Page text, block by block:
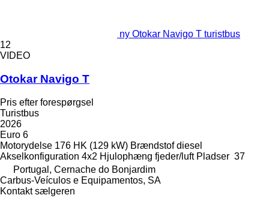
ny Otokar Navigo T turistbus
12
VIDEO
Otokar Navigo T
Pris efter forespørgsel
Turistbus
2026
Euro 6
Motorydelse 176 HK (129 kW) Brændstof diesel
Akselkonfiguration 4x2 Hjulophæng fjeder/luft Pladser 37
Portugal, Cernache do Bonjardim
Carbus-Veículos e Equipamentos, SA
Kontakt sælgeren